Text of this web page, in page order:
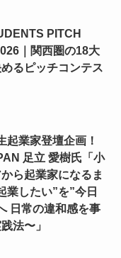
PITCH
｜関西圏の18大
るピッチコンテス
起業家登壇企画！
足立 愛樹氏「小
ら起業家になるま
業したい”を”今日
日常の違和感を事
法〜」